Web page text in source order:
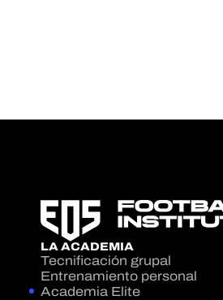
LA ACADEMIA
Tecnificación grupal
Entrenamiento personal
Academia Elite